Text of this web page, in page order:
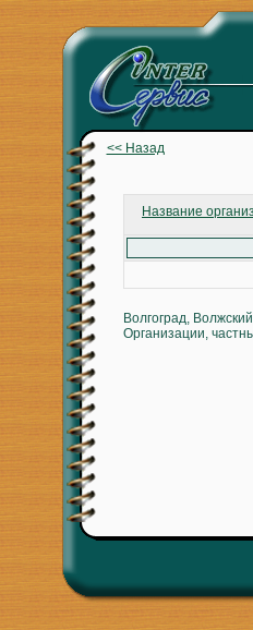
<< Назад
Название
Волгоград,
Организации,